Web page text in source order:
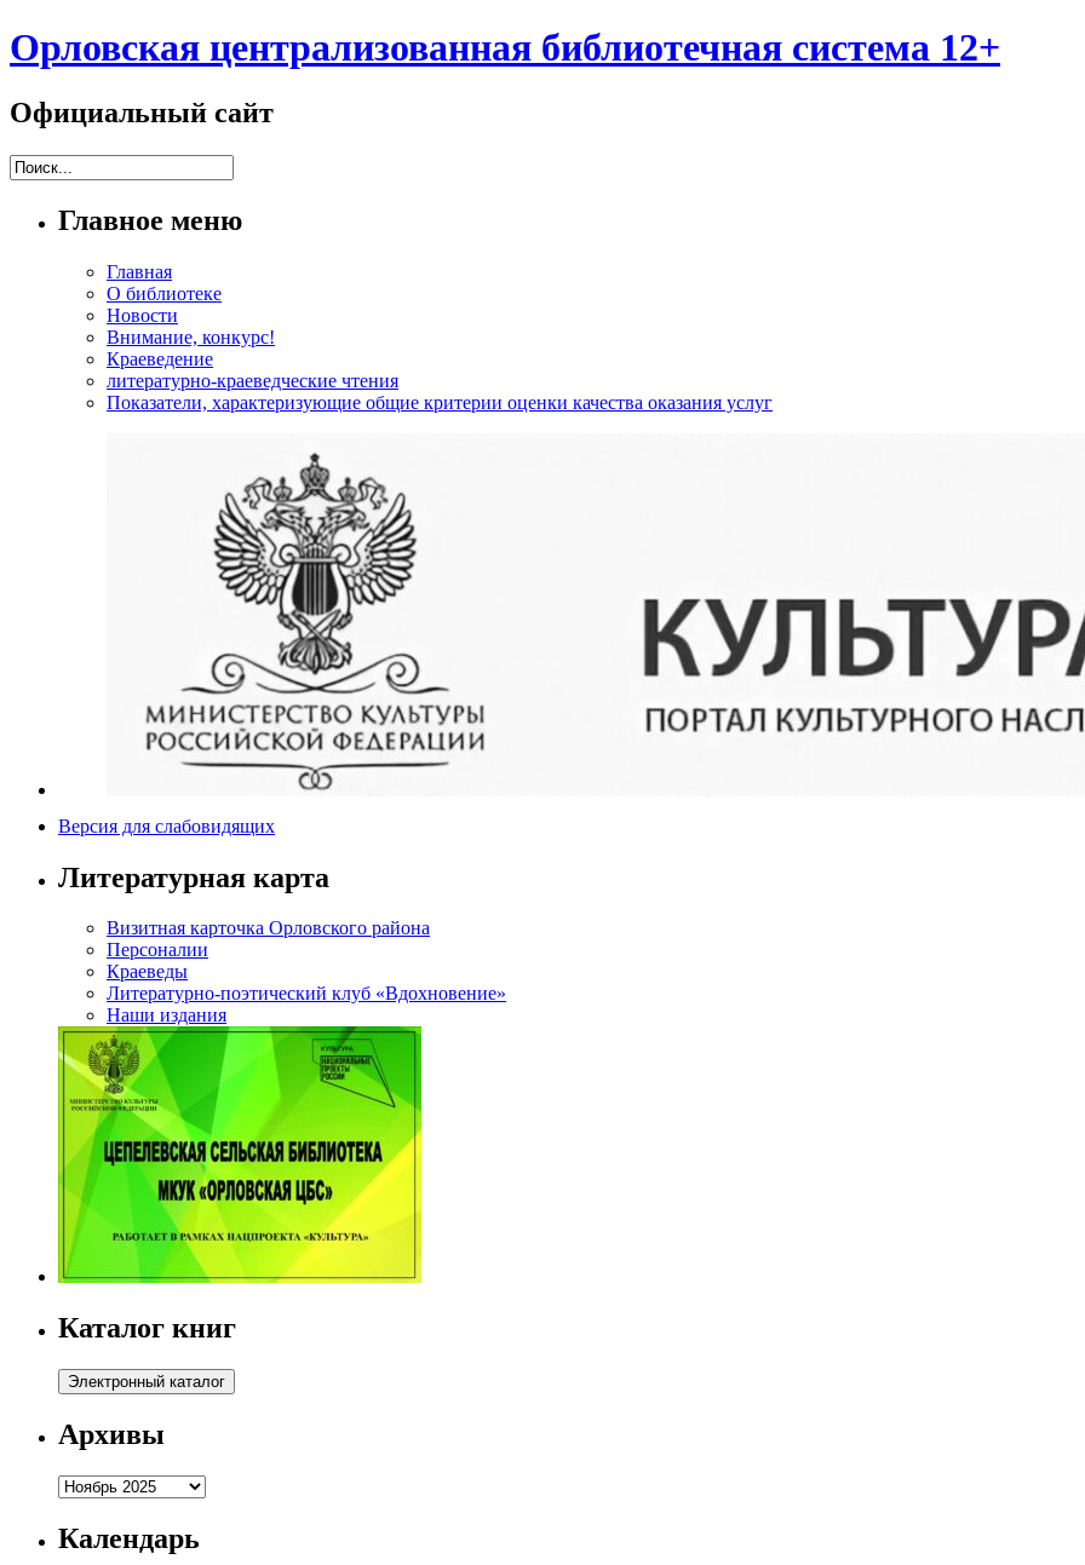
Орловская централизованная библиотечная система 12+
Официальный сайт
Главное меню
Главная
О библиотеке
Новости
Внимание, конкурс!
Краеведение
литературно-краеведческие чтения
Показатели, характеризующие общие критерии оценки качества оказания услуг
Версия для слабовидящих
Литературная карта
Визитная карточка Орловского района
Персоналии
Краеведы
Литературно-поэтический клуб «Вдохновение»
Наши издания
Каталог книг
Архивы
Архивы
Календарь